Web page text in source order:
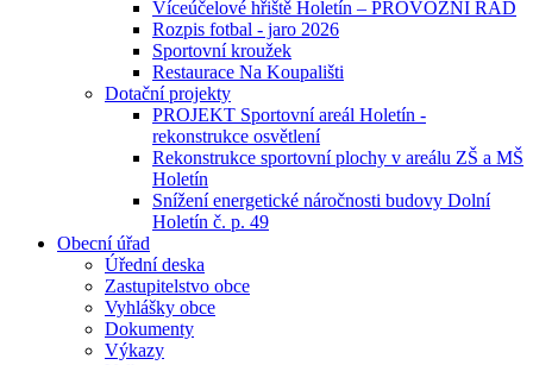
Víceúčelové hřiště Holetín – PROVOZNÍ ŘÁD
Rozpis fotbal - jaro 2026
Sportovní kroužek
Restaurace Na Koupališti
Dotační projekty
PROJEKT Sportovní areál Holetín -
rekonstrukce osvětlení
Rekonstrukce sportovní plochy v areálu ZŠ a MŠ
Holetín
Snížení energetické náročnosti budovy Dolní
Holetín č. p. 49
Obecní úřad
Úřední deska
Zastupitelstvo obce
Vyhlášky obce
Dokumenty
Výkazy